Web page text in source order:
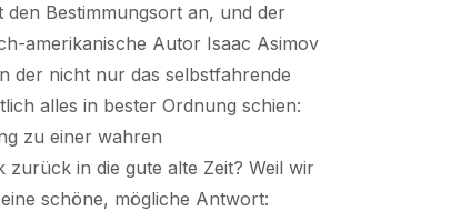
Bestimmungsort an, und der
amerikanische Autor Isaac Asimov
der nicht nur das selbstfahrende
alles in bester Ordnung schien:
zu einer wahren
in die gute alte Zeit? Weil wir
schöne, mögliche Antwort: